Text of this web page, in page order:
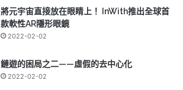
將元宇宙直接放在眼睛上！ InWith推出全球首
款軟性AR隱形眼鏡
2022-02-02
鏈遊的困局之二——虛假的去中心化
2022-02-02